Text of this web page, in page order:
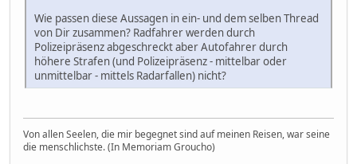
Wie passen diese Aussagen in ein- und dem selben Thread
von Dir zusammen? Radfahrer werden durch
Polizeipräsenz abgeschreckt aber Autofahrer durch
höhere Strafen (und Polizeipräsenz - mittelbar oder
unmittelbar - mittels Radarfallen) nicht?
Von allen Seelen, die mir begegnet sind auf meinen Reisen, war seine
die menschlichste. (In Memoriam Groucho)